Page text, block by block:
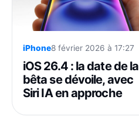
iPhone8 février 2026 à 17:27
iOS 26.4 : la date de la
bêta se dévoile, avec
Siri IA en approche